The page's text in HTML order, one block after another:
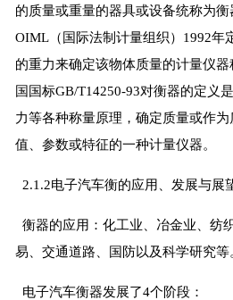
的质量或重量的器具或设备统称为衡
OIML（国际法制计量组织）1992年
的重力来确定该物体质量的计量仪
国国标GB/T14250-93对衡器的定义
力等各种称量原理，确定质量或作
值、参数或特征的一种计量仪器。
2.1.2电子汽车衡的应用、发展与展
衡器的应用：化工业、冶金业、纺
易、交通道路、国防以及科学研究等
电子汽车衡器发展了4个阶段：